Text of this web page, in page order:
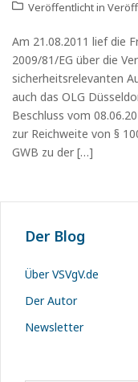
Veröffentlicht in
Am 21.08.2011 lief die
2009/81/EG über die
sicherheitsrelevanten
auch das OLG
Beschluss vom
zur Reichweite von §
GWB zu der […]
Der Blog
Über VSVgV.de
Der Autor
Newsletter